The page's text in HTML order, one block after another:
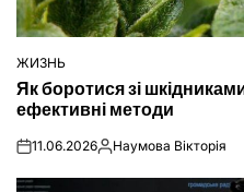
ОПУБЛІКУВАТИ
У
ЖИЗНЬ
Як боротися зі шкідниками
ефективні методи
on11.06.2026Опубліковано
Наумова Вікторія